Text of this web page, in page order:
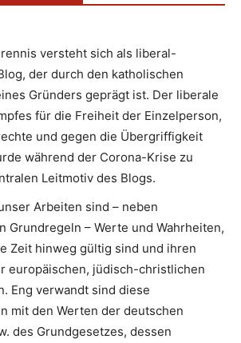
versteht sich als liberal-
der durch den katholischen
Gründers geprägt ist. Der liberale
für die Freiheit der Einzelperson,
und gegen die Übergriffigkeit
während der Corona-Krise zu
Leitmotiv des Blogs.
Arbeiten sind – neben
Grundregeln – Werte und Wahrheiten,
Zeit hinweg gültig sind und ihren
europäischen, jüdisch-christlichen
Eng verwandt sind diese
mit den Werten der deutschen
des Grundgesetzes, dessen